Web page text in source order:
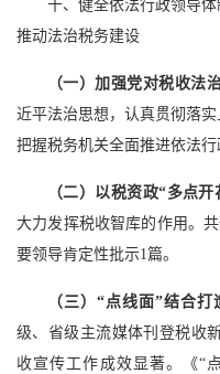
十、健全依法行政领导
推动法治税务建设
（一）加强党对税收法
近平法治思想，认真贯彻落
把握税务机关全面推进依法行
（二）以税资政“多点开
大力发挥税收智库的作用。
要领导肯定性批示1篇。
（三）“点线面”结合打
级、省级主流媒体刊登税收
收宣传工作成效显著。《“